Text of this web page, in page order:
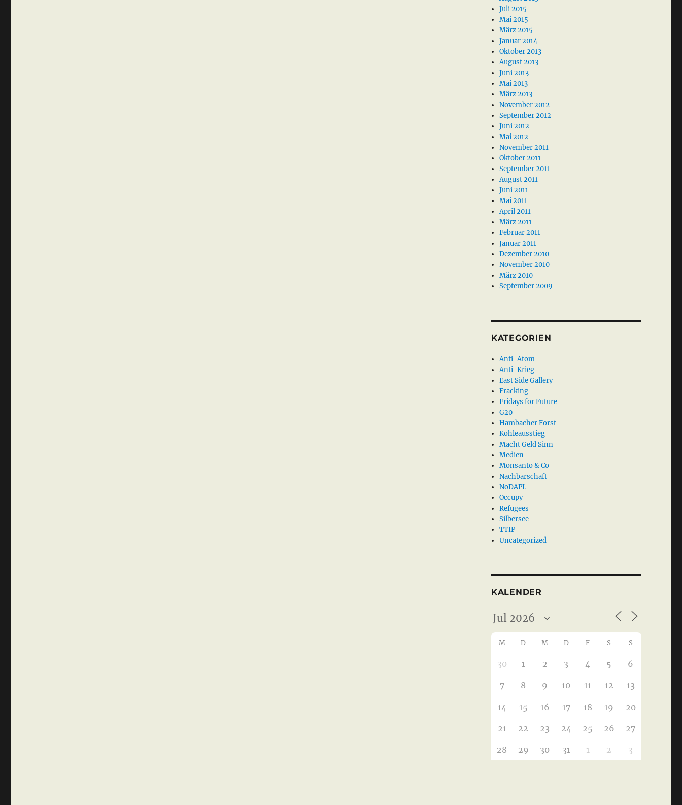
Juli 2015
Mai 2015
März 2015
Januar 2014
Oktober 2013
August 2013
Juni 2013
Mai 2013
März 2013
November 2012
September 2012
Juni 2012
Mai 2012
November 2011
Oktober 2011
September 2011
August 2011
Juni 2011
Mai 2011
April 2011
März 2011
Februar 2011
Januar 2011
Dezember 2010
November 2010
März 2010
September 2009
KATEGORIEN
Anti-Atom
Anti-Krieg
East Side Gallery
Fracking
Fridays for Future
G20
Hambacher Forst
Kohleausstieg
Macht Geld Sinn
Medien
Monsanto & Co
Nachbarschaft
NoDAPL
Occupy
Refugees
Silbersee
TTIP
Uncategorized
KALENDER
M D M D F S S
30 1 2 3 4 5 6
7 8 9 10 11 12 13
14 15 16 17 18 19 20
21 22 23 24 25 26 27
28 29 30 31 1 2 3